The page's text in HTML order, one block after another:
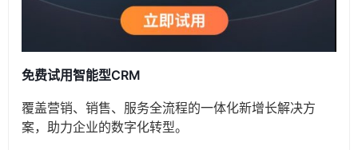
免费试用智能型CRM
覆盖营销、销售、服务全流程的一体化新增长解决方
案，助力企业的数字化转型。